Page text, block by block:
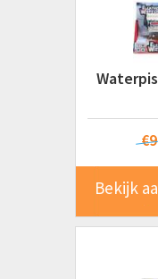
Bekijk